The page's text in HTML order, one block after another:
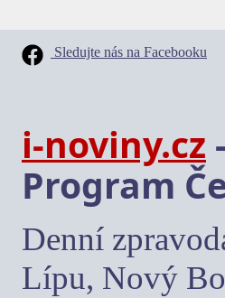
Sledujte nás na Facebooku
i-noviny.cz
Program
Denní
Lípu, Nový